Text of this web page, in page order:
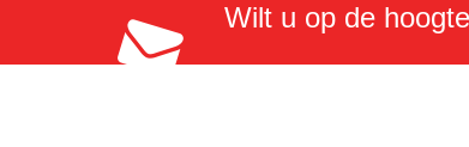
Wilt u op de